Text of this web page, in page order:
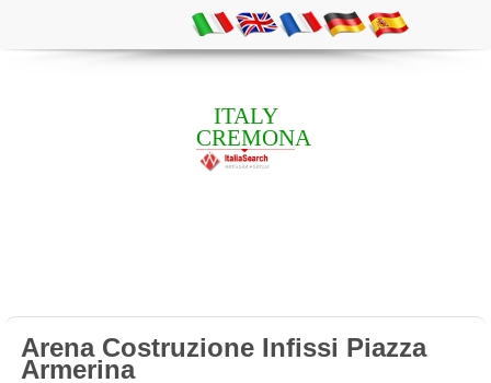
ITALY
CREMONA
Arena Costruzione Infissi Piazza
Armerina